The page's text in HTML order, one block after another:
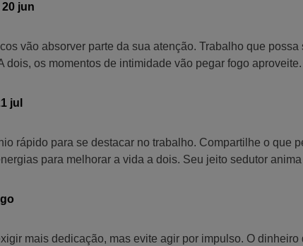
20 jun
vão absorver parte da sua atenção. Trabalho que possa
dois, os momentos de intimidade vão pegar fogo aproveite.
jul
rápido para se destacar no trabalho. Compartilhe o que
para melhorar a vida a dois. Seu jeito sedutor
mais dedicação, mas evite agir por impulso. O dinheiro